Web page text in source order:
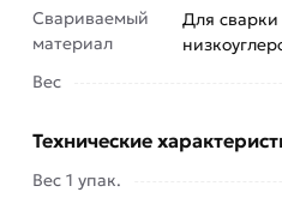
которых составляет 380
Возможно
пространственных
токе.
Свариваемый
материал
Для
Вес
Технические
Вес 1 упак.